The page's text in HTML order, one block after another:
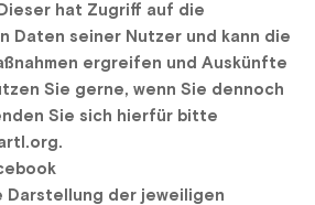
hat Zugriff auf die
Daten seiner Nutzer und kann die
ergreifen und Auskünfte
Sie gerne, wenn Sie dennoch
Sie sich hierfür bitte
der jeweiligen